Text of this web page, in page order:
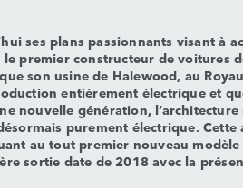
ses plans passionnants visant à
premier constructeur de voitures
son usine de Halewood, au
entièrement électrique et
nouvelle génération,
purement électrique. Cette
au tout premier nouveau modèle
sortie date de 2018 avec la